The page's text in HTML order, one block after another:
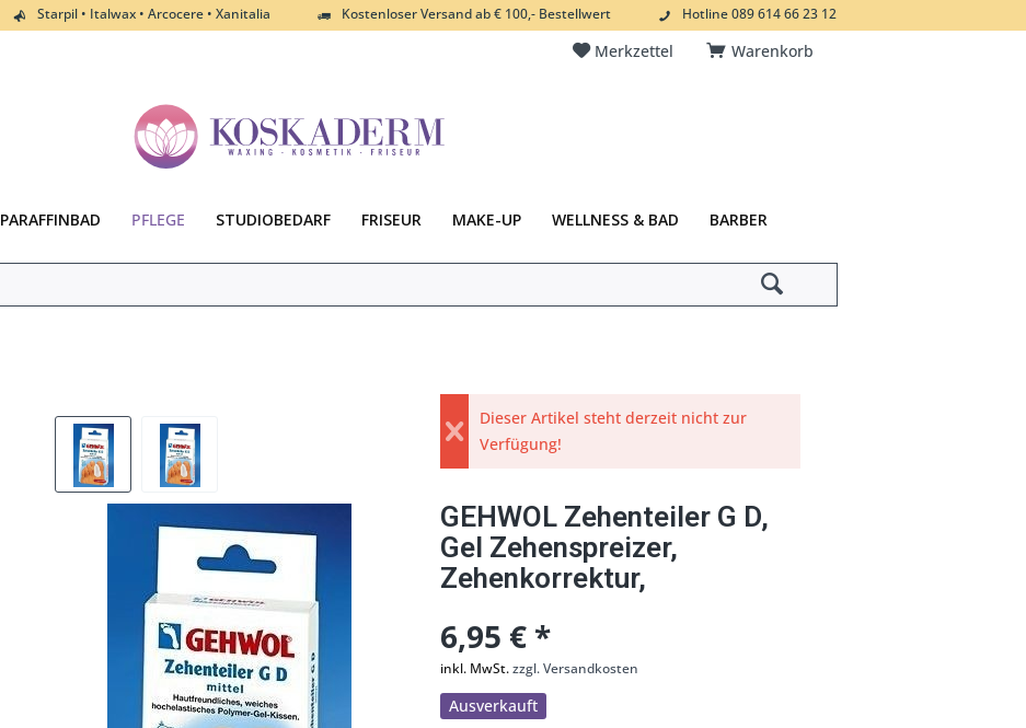
Starpil • Italwax • Arcocere • Xanitalia Kostenloser Versand ab € 100,- Bestellwert Hotline 089 614 66 23 12
Warenkorb
Merkzettel
PARAFFINBAD PFLEGE STUDIOBEDARF FRISEUR MAKE-UP WELLNESS & BAD BARBER
Dieser Artikel steht derzeit nicht zur
Verfügung!
GEHWOL Zehenteiler G D,
Gel Zehenspreizer,
Zehenkorrektur,
6,95 € *
inkl. MwSt.zzgl. Versandkosten
Ausverkauft